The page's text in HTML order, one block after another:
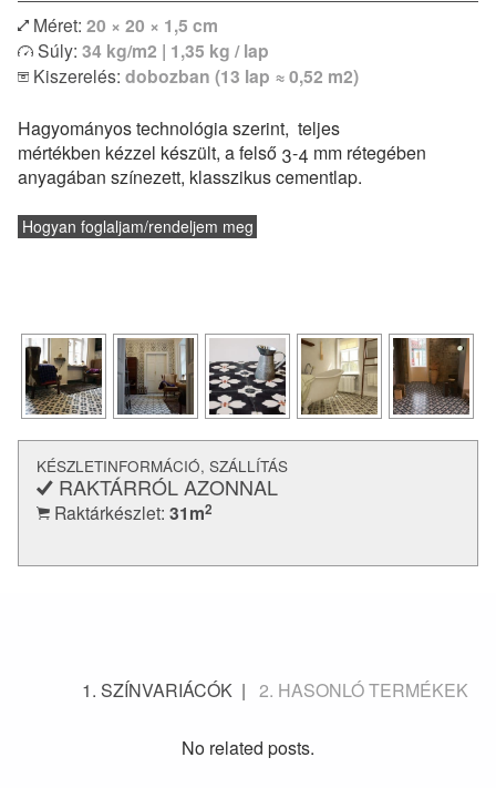
Méret: 20 × 20 × 1,5 cm
Súly: 34 kg/m2 | 1,35 kg / lap
Kiszerelés: dobozban (13 lap ≈ 0,52 m2)
Hagyományos technológia szerint, teljes
mértékben kézzel készült, a felső 3-4 mm rétegében
anyagában színezett, klasszikus cementlap.
Hogyan foglaljam/rendeljem meg
Egyszínű vagy bordűr lapokkal kombinálva izgalmas
egyedi kombinációk is megvalósíthatóak. Modern lakások
vagy klasszikus polgári otthonok hidegburkolataként
kombinálható, de konyhapultokhoz vagy fürdőszobák
falburkolatként is alkalmazható.
Vásárlás előtt feltétlenül tájékozódj a
lerakásról
KÉSZLETINFORMÁCIÓ, SZÁLLÍTÁS
RAKTÁRRÓL AZONNAL
Raktárkészlet: 31m2
SZÍNVARIÁCÓK HASONLÓ TERMÉKEK
No related posts.